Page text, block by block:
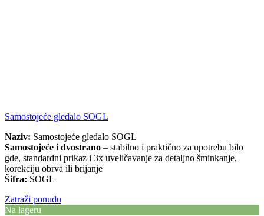
Samostojeće gledalo SOGL
Naziv: Samostojeće gledalo SOGL
Samostojeće i dvostrano – stabilno i praktično za upotrebu bilo
gde, standardni prikaz i 3x uveličavanje za detaljno šminkanje,
korekciju obrva ili brijanje
Šifra: SOGL
Zatraži ponudu
Na lageru